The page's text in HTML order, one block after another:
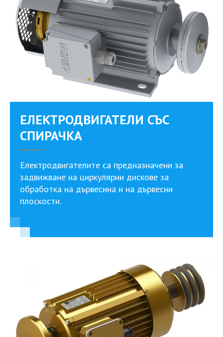
ЕЛЕКТРОДВИГАТЕЛИ СЪС
СПИРАЧКА
Електродвигателите са предназначени за
задвижване на циркулярни дискове за
обработка на дървесина и на дървесни
плоскости.